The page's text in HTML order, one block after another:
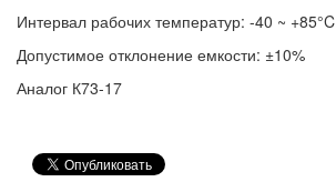
Интервал рабочих температур: -40 ~ +85°C
Допустимое отклонение емкости: ±10%
Аналог К73-17
VK